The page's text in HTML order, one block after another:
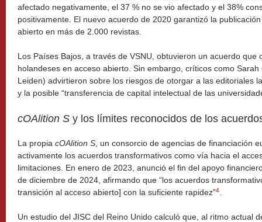
afectado negativamente, el 37 % no se vio afectado y el 38%
positivamente. El nuevo acuerdo de 2020 garantizó la
abierto en más de 2.000 revistas.
Los Países Bajos, a través de VSNU, obtuvieron un acuerdo que
holandeses en acceso abierto. Sin embargo, críticos como
Leiden) advirtieron sobre los riesgos de otorgar a las editoriales
y la posible “transferencia de capital intelectual de las
cOAlition S y los límites reconocidos de los
La propia cOAlition S , un consorcio de agencias de financiación
activamente los acuerdos transformativos como vía hacia el
limitaciones. En enero de 2023, anunció el fin del apoyo
de diciembre de 2024, afirmando que “los acuerdos
transición al acceso abierto] con la suficiente rapidez”4
Un estudio del JISC del Reino Unido calculó que, al ritmo actual